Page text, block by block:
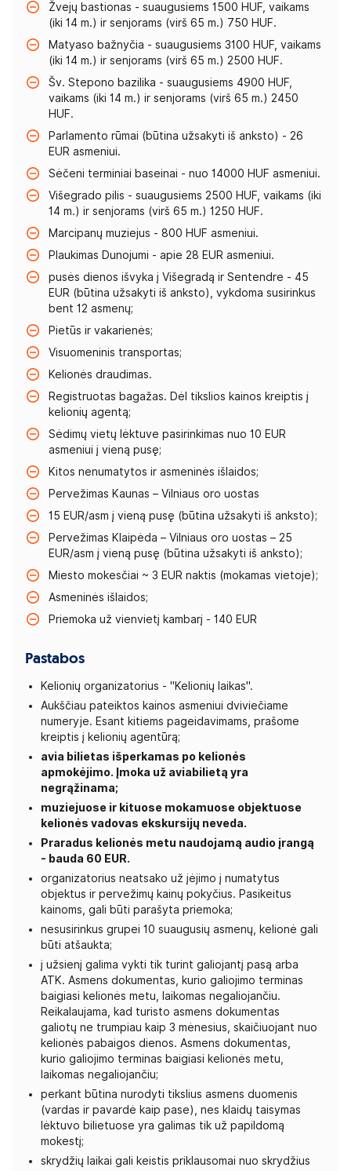
Žvejų bastionas - suaugusiems 1500 HUF, vaikams
(iki 14 m.) ir senjorams (virš 65 m.) 750 HUF.
Matyaso bažnyčia - suaugusiems 3100 HUF, vaikams
(iki 14 m.) ir senjorams (virš 65 m.) 2500 HUF.
Šv. Stepono bazilika - suaugusiems 4900 HUF,
vaikams (iki 14 m.) ir senjorams (virš 65 m.) 2450
HUF.
Parlamento rūmai (būtina užsakyti iš anksto) - 26
EUR asmeniui.
Sėčeni terminiai baseinai - nuo 14000 HUF asmeniui.
Višegrado pilis - suaugusiems 2500 HUF, vaikams (iki
14 m.) ir senjorams (virš 65 m.) 1250 HUF.
Marcipanų muziejus - 800 HUF asmeniui.
Plaukimas Dunojumi - apie 28 EUR asmeniui.
pusės dienos išvyka į Višegradą ir Sentendre - 45
EUR (būtina užsakyti iš anksto), vykdoma susirinkus
bent 12 asmenų;
Pietūs ir vakarienės;
Visuomeninis transportas;
Kelionės draudimas.
Registruotas bagažas. Dėl tikslios kainos kreiptis į
kelionių agentą;
Sėdimų vietų lėktuve pasirinkimas nuo 10 EUR
asmeniui į vieną pusę;
Kitos nenumatytos ir asmeninės išlaidos;
Pervežimas Kaunas – Vilniaus oro uostas
15 EUR/asm į vieną pusę (būtina užsakyti iš anksto);
Pervežimas Klaipėda – Vilniaus oro uostas – 25
EUR/asm į vieną pusę (būtina užsakyti iš anksto);
Miesto mokesčiai ~ 3 EUR naktis (mokamas vietoje);
Asmeninės išlaidos;
Priemoka už vienvietį kambarį - 140 EUR
Pastabos
Kelionių organizatorius - "Kelionių laikas".
Aukščiau pateiktos kainos asmeniui dviviečiame
numeryje. Esant kitiems pageidavimams, prašome
kreiptis į kelionių agentūrą;
avia bilietas išperkamas po kelionės
apmokėjimo. Įmoka už aviabilietą yra
negrąžinama;
muziejuose ir kituose mokamuose objektuose
kelionės vadovas ekskursijų neveda.
Praradus kelionės metu naudojamą audio įrangą
- bauda 60 EUR.
organizatorius neatsako už įėjimo į numatytus
objektus ir pervežimų kainų pokyčius. Pasikeitus
kainoms, gali būti parašyta priemoka;
nesusirinkus grupei 10 suaugusių asmenų, kelionė gali
būti atšaukta;
į užsienį galima vykti tik turint galiojantį pasą arba
ATK. Asmens dokumentas, kurio galiojimo terminas
baigiasi kelionės metu, laikomas negaliojančiu.
Reikalaujama, kad turisto asmens dokumentas
galiotų ne trumpiau kaip 3 mėnesius, skaičiuojant nuo
kelionės pabaigos dienos. Asmens dokumentas,
kurio galiojimo terminas baigiasi kelionės metu,
laikomas negaliojančiu;
perkant būtina nurodyti tikslius asmens duomenis
(vardas ir pavardė kaip pase), nes klaidų taisymas
lėktuvo bilietuose yra galimas tik už papildomą
mokestį;
skrydžių laikai gali keistis priklausomai nuo skrydžius